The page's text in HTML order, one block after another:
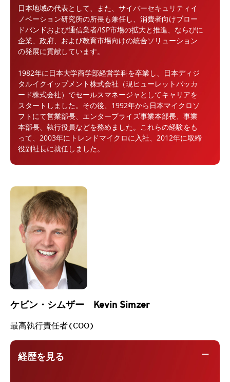
日本地域の代表として、また、サイバーセキュリティイ
ノベーション研究所の所長も兼任し、消費者向けブロー
ドバンドおよび通信業者/ISP市場の拡大と推進、ならびに
企業、政府、および教育市場向けの統合ソリューション
の発展に貢献しています。
1982年に日本大学商学部経営学科を卒業し、日本ディジ
タルイクイップメント株式会社（現ヒューレットパッカ
ード株式会社）でセールスマネージャとしてキャリアを
スタートしました。その後、1992年から日本マイクロソ
フトにて営業部長、エンタープライズ事業本部長、事業
本部長、執行役員などを務めました。これらの経験をも
って、2003年にトレンドマイクロに入社、2012年に取締
役副社長に就任しました。
ケビン・シムザー Kevin Simzer
最高執行責任者(COO)
経歴を見る remove